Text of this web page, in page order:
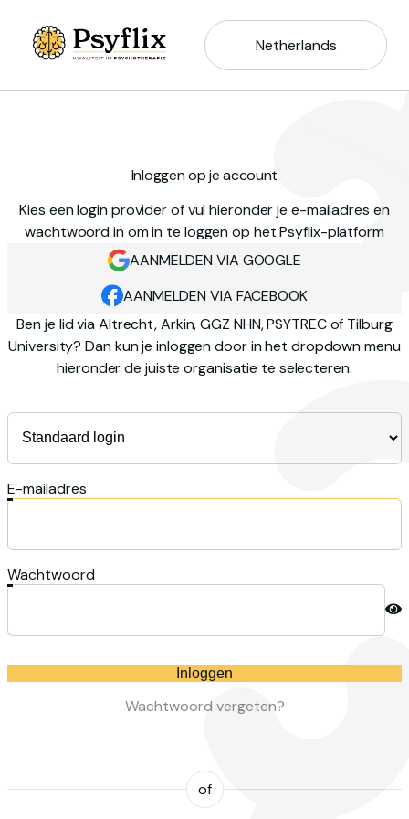
Netherlands
Inloggen op je account
Kies een login provider of vul hieronder je e-mailadres en
wachtwoord in om in te loggen op het Psyflix-platform
AANMELDEN VIA GOOGLE
AANMELDEN VIA FACEBOOK
Ben je lid via Altrecht, Arkin, GGZ NHN, PSYTREC of Tilburg
University? Dan kun je inloggen door in het dropdown menu
hieronder de juiste organisatie te selecteren.
E-mailadres
Wachtwoord
Inloggen
Wachtwoord vergeten?
of